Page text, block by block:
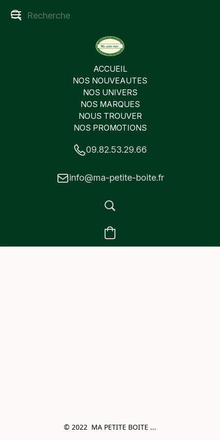
ACCUEIL
NOS NOUVEAUTES
NOS UNIVERS
NOS MARQUES
NOUS TROUVER
NOS PROMOTIONS
09.82.53.29.66
info@ma-petite-boite.fr
© 2022  MA PETITE BOITE ...